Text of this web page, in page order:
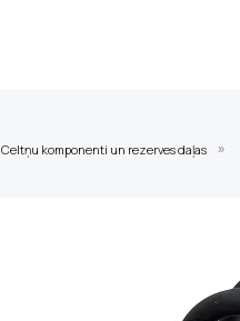
Celtņu komponenti un rezerves daļas »